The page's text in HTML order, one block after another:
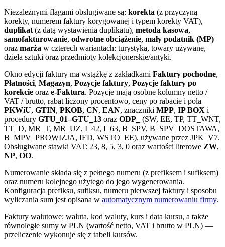
Niezależnymi flagami obsługiwane są: korekta (z przyczyną
korekty, numerem faktury korygowanej i typem korekty VAT),
duplikat(z datą wystawienia duplikatu), metoda kasowa,
samofakturowanie, odwrotne obciążenie, mały podatnik (MP)
oraz marża w czterech wariantach: turystyka, towary używane,
dzieła sztuki oraz przedmioty kolekcjonerskie/antyki.
Okno edycji faktury ma wstążkę z zakładkami Faktury pochodne,
Płatności, Magazyn, Pozycje faktury, Pozycje faktury po
korekcie oraz e-Faktura. Pozycje mają osobne kolumny netto /
VAT / brutto, rabat liczony procentowo, ceny po rabacie i pola
PKWiU, GTIN, PKOB, CN, EAN, znaczniki MPP, IP BOX i
procedury GTU_01–GTU_13 oraz ODP_
(SW, EE, TP, TT_WNT,
TT_D, MR_T, MR_UZ, I_42, I_63, B_SPV, B_SPV_DOSTAWA,
B_MPV_PROWIZJA, IED, WSTO_EE), używane przez JPK_V7.
Obsługiwane stawki VAT: 23, 8, 5, 3, 0 oraz wartości literowe ZW,
NP, OO.
Numerowanie składa się z pełnego numeru (z prefiksem i sufiksem)
oraz numeru kolejnego użytego do jego wygenerowania.
Konfiguracja prefiksu, sufiksu, numeru pierwszej faktury i sposobu
wyliczania sum jest opisana w automatycznym numerowaniu firmy.
Faktury walutowe: waluta, kod waluty, kurs i data kursu, a także
równoległe sumy w PLN (wartość netto, VAT i brutto w PLN) —
przeliczenie wykonuje się z tabeli kursów.